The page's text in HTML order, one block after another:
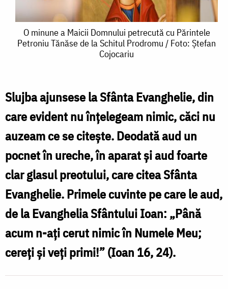
minune
Domnului
petrecută
cu
Părintele
Petroniu
Tănăse
de
la
Schitul
Prodromu
/
O minune a Maicii Domnului petrecută cu Părintele
Petroniu Tănăse de la Schitul Prodromu / Foto: Ștefan
Cojocariu
Slujba ajunsese la Sfânta Evanghelie, din
care evident nu înţelegeam nimic, căci nu
auzeam ce se citeşte. Deodată aud un
pocnet în ureche, în aparat şi aud foarte
clar glasul preotului, care citea Sfânta
Evanghelie. Primele cuvinte pe care le aud,
de la Evanghelia Sfântului Ioan: „Până
acum n­-aţi cerut nimic în Numele Meu;
cereţi şi veţi primi!” (Ioan 16, 24).